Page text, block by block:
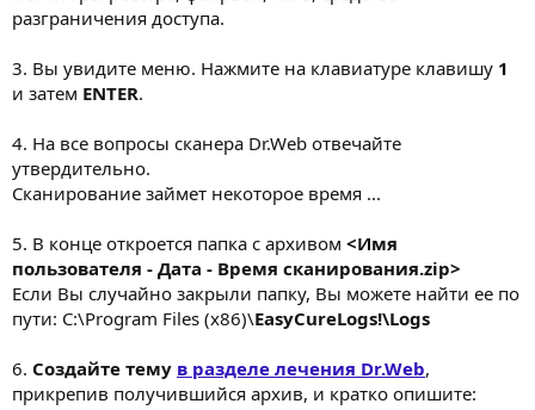
разграничения доступа.
3. Вы увидите меню. Нажмите на клавиатуре клавишу 1
и затем ENTER.
4. На все вопросы сканера Dr.Web отвечайте
утвердительно.
Сканирование займет некоторое время ...
5. В конце откроется папка с архивом <Имя
пользователя - Дата - Время сканирования.zip>
Если Вы случайно закрыли папку, Вы можете найти ее по
пути: C:\Program Files (x86)\EasyCureLogs!\Logs
6. Создайте тему в разделе лечения Dr.Web,
прикрепив получившийся архив, и кратко опишите: